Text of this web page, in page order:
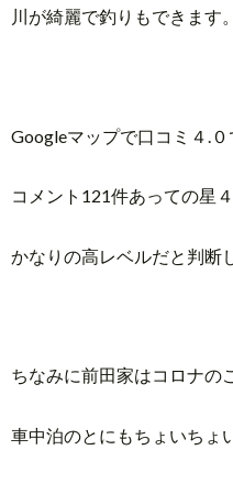
川が綺麗で釣りもできます。
Googleマップで口コミ４.０
コメント121件あっての星
かなりの高レベルだと判断
ちなみに前田家はコロナの
車中泊のとにもちょいちょ